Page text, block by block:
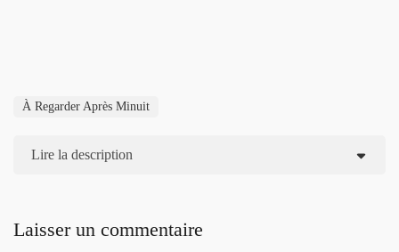
À Regarder Après Minuit
Lire la description
Laisser un commentaire